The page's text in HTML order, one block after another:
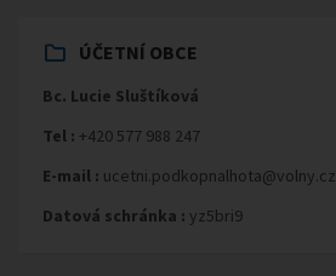
ÚČETNÍ OBCE
Bc. Lucie Sluštíková
Tel : +420 577 988 247
E-mail : ucetni.podkopnalhota@volny.cz
Datová schránka : yz5bri9